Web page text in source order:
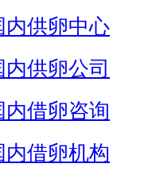
内供卵中心
内供卵公司
内借卵咨询
内借卵机构